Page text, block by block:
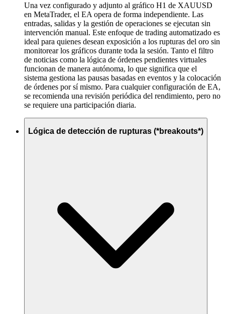
Una vez configurado y adjunto al gráfico H1 de XAUUSD
en MetaTrader, el EA opera de forma independiente. Las
entradas, salidas y la gestión de operaciones se ejecutan sin
intervención manual. Este enfoque de trading automatizado es
ideal para quienes desean exposición a los rupturas del oro sin
monitorear los gráficos durante toda la sesión. Tanto el filtro
de noticias como la lógica de órdenes pendientes virtuales
funcionan de manera autónoma, lo que significa que el
sistema gestiona las pausas basadas en eventos y la colocación
de órdenes por sí mismo. Para cualquier configuración de EA,
se recomienda una revisión periódica del rendimiento, pero no
se requiere una participación diaria.
Lógica de detección de rupturas (*breakouts*)